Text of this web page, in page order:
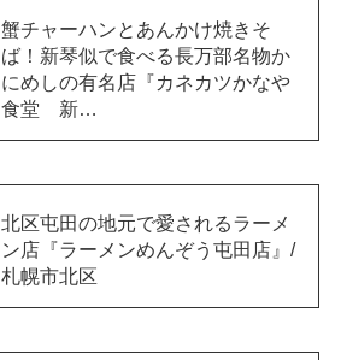
蟹チャーハンとあんかけ焼きそ
ば！新琴似で食べる長万部名物か
にめしの有名店『カネカツかなや
食堂 新…
北区屯田の地元で愛されるラーメ
ン店『ラーメンめんぞう屯田店』/
札幌市北区